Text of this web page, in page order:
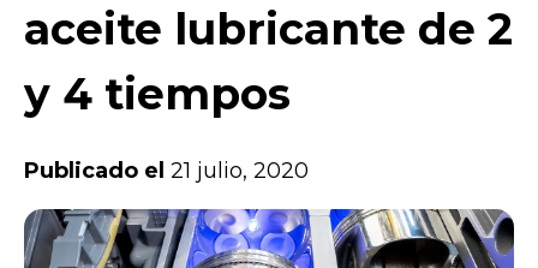
aceite lubricante de 2
y 4 tiempos
Publicado el 21 julio, 2020